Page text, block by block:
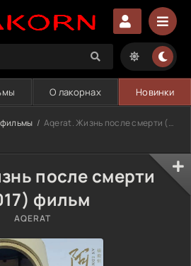
О лакорнах Новинки
Aqerat. Жизнь после смерти (2017)
после смерти
фильм
AQERAT